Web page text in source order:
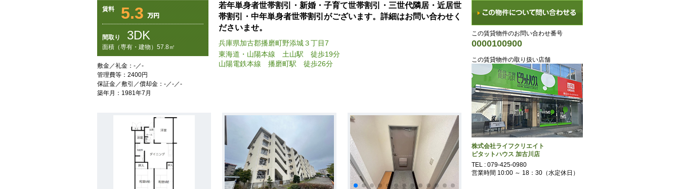
賃料 5.3
間取り 3DK
面積（専有・建物）57.8㎡
敷金／礼金：-／-
管理費等：2400円
保証金／敷引／償却金：-／-／-
築年月：1981年7月
若年単身者世帯割引・新婚・子育て世帯割引・三世代隣居・近居世
帯割引・中年単身者世帯割引がございます。詳細はお問い合わせく
ださいませ。
兵庫県加古郡播磨町野添城３丁目7
東海道・山陽本線 土山駅 徒歩19分
山陽電鉄本線 播磨町駅 徒歩26分
この賃貸物件のお問い合わせ番号
0000100900
この賃貸物件の取り扱い店舗
株式会社ライフクリエイト
ピタットハウス 加古川店
TEL : 079-425-0980
営業時間 10:00 ～ 18：30（水定休日）